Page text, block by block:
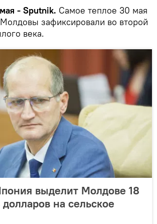
- Sputnik. Самое теплое 30 мая
зафиксировали во второй
века.
выделит Молдове 18
на сельское